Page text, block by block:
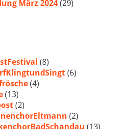
März 2024(29)
(8)
(6)
(4)
(13)
(2)
(2)
(13)